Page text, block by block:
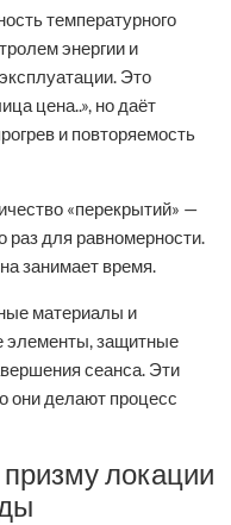
температурного
энергии и
Это
цена..», но даёт
и повторяемость
«перекрытий» —
раз для равномерности.
занимает время.
материалы и
элементы, защитные
сеанса. Эти
они делают процесс
призму локации